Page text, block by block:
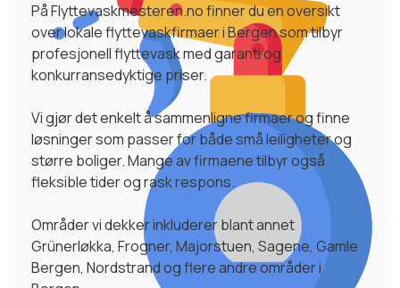
På Flyttevaskmesteren.no finner du en oversikt
over lokale flyttevaskfirmaer i Bergen som tilbyr
profesjonell flyttevask med garanti og
konkurransedyktige priser.
Vi gjør det enkelt å sammenligne firmaer og finne
løsninger som passer for både små leiligheter og
større boliger. Mange av firmaene tilbyr også
fleksible tider og rask respons.
Områder vi dekker inkluderer blant annet
Grünerløkka, Frogner, Majorstuen, Sagene, Gamle
Bergen, Nordstrand og flere andre områder i